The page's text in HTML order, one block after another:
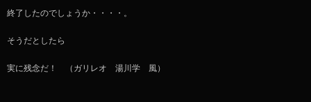
終了したのでしょうか・・・・。
そうだとしたら
実に残念だ！ （ガリレオ 湯川学 風）